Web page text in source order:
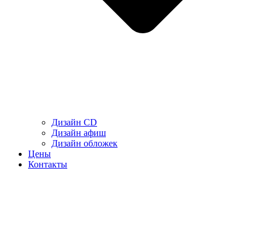
Дизайн CD
Дизайн афиш
Дизайн обложек
Цены
Контакты